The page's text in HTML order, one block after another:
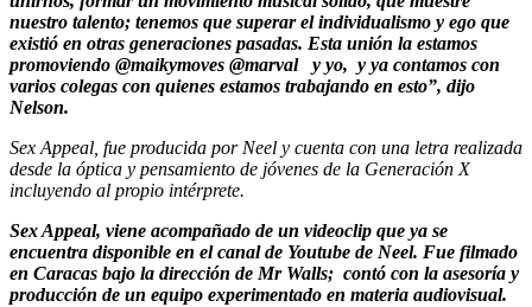
nuestro talento; tenemos que superar el individualismo y ego que
existió en otras generaciones pasadas. Esta unión la estamos
promoviendo @maikymoves @marval y yo, y ya contamos con
varios colegas con quienes estamos trabajando en esto”, dijo
Nelson.
Sex Appeal, fue producida por Neel y cuenta con una letra realizada
desde la óptica y pensamiento de jóvenes de la Generación X
incluyendo al propio intérprete.
Sex Appeal, viene acompañado de un videoclip que ya se
encuentra disponible en el canal de Youtube de Neel. Fue filmado
en Caracas bajo la dirección de Mr Walls; contó con la asesoría y
producción de un equipo experimentado en materia audiovisual.